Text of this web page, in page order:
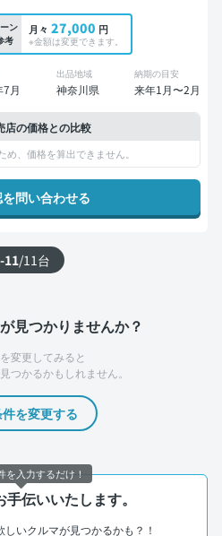
ン
考
月々 27,000 円
※金額は変更できます。
月
出品地域
神奈川県
納期の目安
来年1月〜2月
店の価格との比較
、価格を算出できません。
問い合わせる
11/11台
見つかりませんか？
変更してみると
つかるかもしれません。
を変更する
伝いいたします。
いクルマが見つかるかも？！
を入力するだけ！